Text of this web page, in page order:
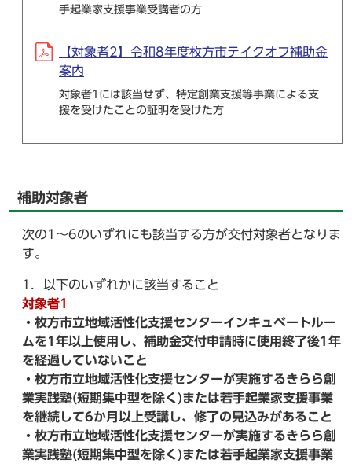
手起業家支援事業受講者の方
【対象者2】令和8年度枚方市テイクオフ補助金
案内
対象者1には該当せず、特定創業支援等事業による支
援を受けたことの証明を受けた方
補助対象者
次の1～6のいずれにも該当する方が交付対象者となりま
す。
1．以下のいずれかに該当すること
対象者1
・枚方市立地域活性化支援センターインキュベートルー
ムを1年以上使用し、補助金交付申請時に使用終了後1年
を経過していないこと
・枚方市立地域活性化支援センターが実施するきらら創
業実践塾(短期集中型を除く)または若手起業家支援事業
を継続して6か月以上受講し、修了の見込みがあること
・枚方市立地域活性化支援センターが実施するきらら創
業実践塾(短期集中型を除く)または若手起業家支援事業